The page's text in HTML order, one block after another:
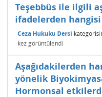
Teşebbüs ile ilgili
ifadelerden hangisi
Ceza Hukuku Dersi
kez görüntülendi
Aşağıdakilerden
yönelik
Hormonsal